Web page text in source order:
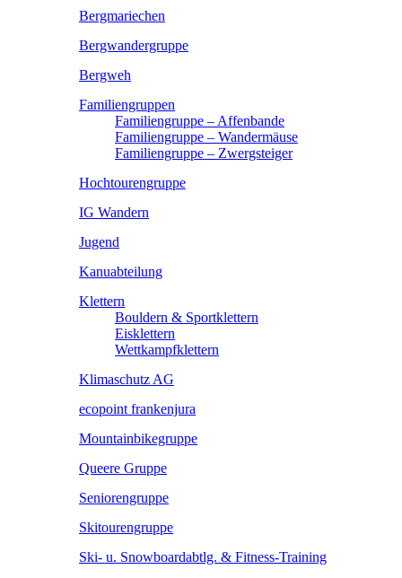
Bergmariechen
Bergwandergruppe
Bergweh
Familiengruppen
Familiengruppe – Affenbande
Familiengruppe – Wandermäuse
Familiengruppe – Zwergsteiger
Hochtourengruppe
IG Wandern
Jugend
Kanuabteilung
Klettern
Bouldern & Sportklettern
Eisklettern
Wettkampfklettern
Klimaschutz AG
ecopoint frankenjura
Mountainbikegruppe
Queere Gruppe
Seniorengruppe
Skitourengruppe
Ski- u. Snowboardabtlg. & Fitness-Training